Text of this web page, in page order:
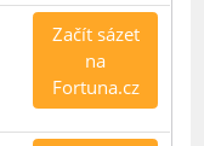
Začít sázet
na
Fortuna.cz